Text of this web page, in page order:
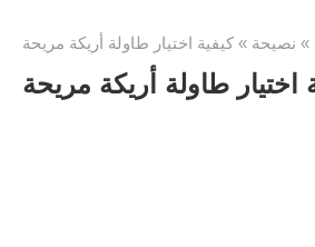
» نصيحة » كيفية اختيار طاولة أريكة مريحة
اختيار طاولة أريكة مريحة